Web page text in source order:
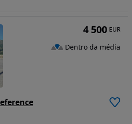
4 500 EUR
Dentro da média